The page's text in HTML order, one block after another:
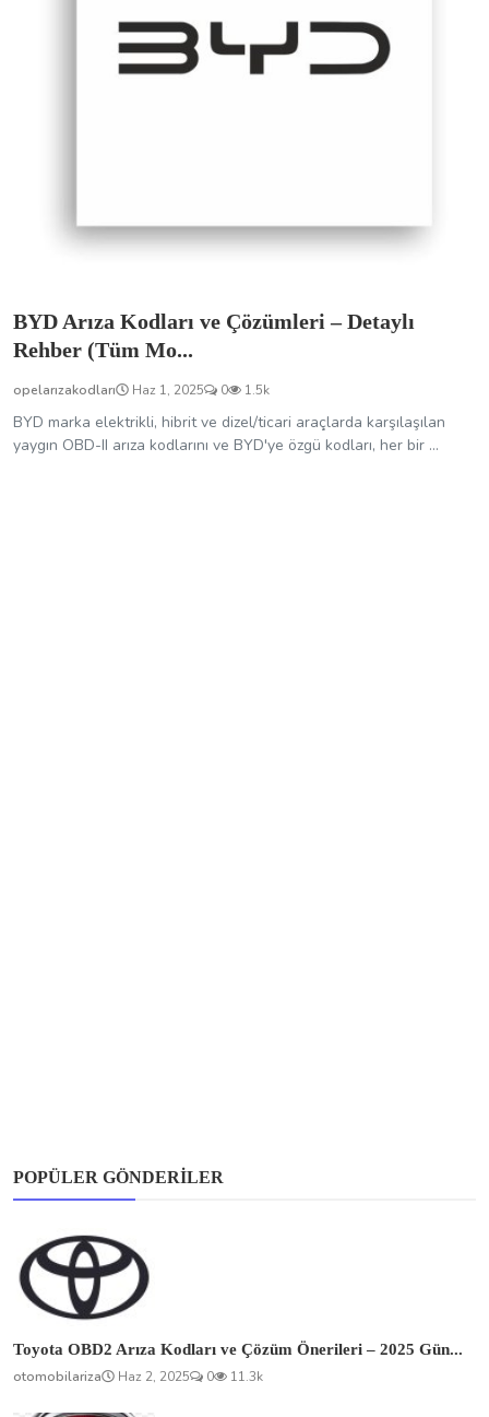
BYD Arıza Kodları ve Çözümleri – Detaylı
Rehber (Tüm Mo...
opelarızakodları Haz 1, 2025 0 1.5k
BYD marka elektrikli, hibrit ve dizel/ticari araçlarda karşılaşılan
yaygın OBD-II arıza kodlarını ve BYD'ye özgü kodları, her bir ...
POPÜLER GÖNDERILER
Toyota OBD2 Arıza Kodları ve Çözüm Önerileri – 2025 Gün...
otomobilariza
Haz 2, 2025 0 11.3k